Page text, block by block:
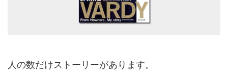
人の数だけストーリーがあります。